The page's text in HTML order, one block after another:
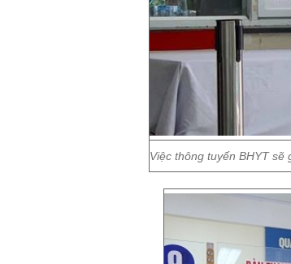
Việc thông tuyến BHYT sẽ